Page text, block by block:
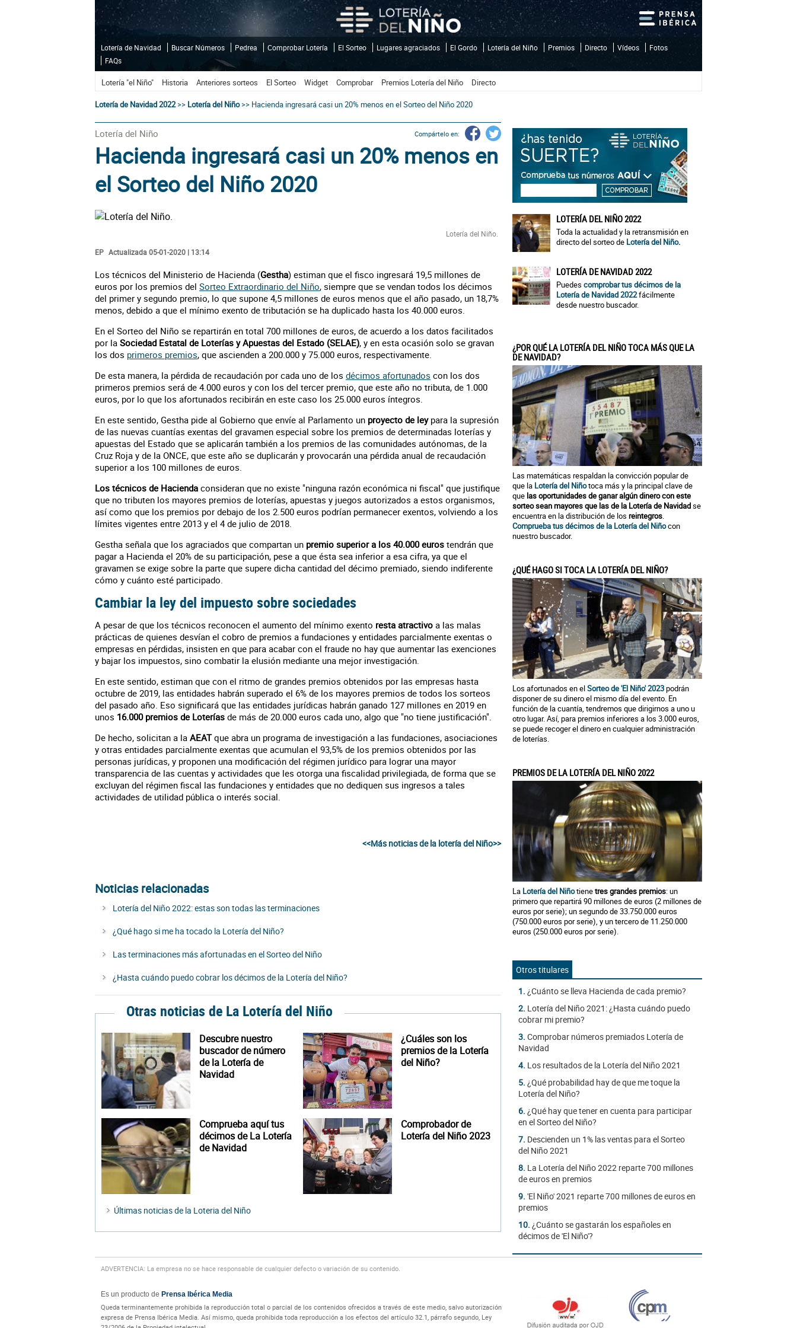
Lotería de Navidad Buscar Números Pedrea Comprobar Lotería El Sorteo Lugares agraciados El Gordo Lotería del Niño Premios Directo Vídeos
Fotos
FAQs
Lotería "el Niño" Historia Anteriores sorteos El Sorteo Widget Comprobar Premios Lotería del Niño Directo
Lotería de Navidad 2022>> Lotería del Niño>> Hacienda ingresará casi un 20% menos en el Sorteo del Niño 2020
Compártelo en:
Lotería del Niño
Hacienda ingresará casi un 20% menos en
el Sorteo del Niño 2020
Lotería del Niño.
EP Actualizada 05-01-2020 | 13:14
Los técnicos del Ministerio de Hacienda (Gestha) estiman que el fisco ingresará 19,5 millones de
euros por los premios del Sorteo Extraordinario del Niño, siempre que se vendan todos los décimos
del primer y segundo premio, lo que supone 4,5 millones de euros menos que el año pasado, un 18,7%
menos, debido a que el mínimo exento de tributación se ha duplicado hasta los 40.000 euros.
En el Sorteo del Niño se repartirán en total 700 millones de euros, de acuerdo a los datos facilitados
por la Sociedad Estatal de Loterías y Apuestas del Estado (SELAE), y en esta ocasión solo se gravan
los dos primeros premios, que ascienden a 200.000 y 75.000 euros, respectivamente.
De esta manera, la pérdida de recaudación por cada uno de los décimos afortunados con los dos
primeros premios será de 4.000 euros y con los del tercer premio, que este año no tributa, de 1.000
euros, por lo que los afortunados recibirán en este caso los 25.000 euros íntegros.
En este sentido, Gestha pide al Gobierno que envíe al Parlamento un proyecto de leypara la supresión
de las nuevas cuantías exentas del gravamen especial sobre los premios de determinadas loterías y
apuestas del Estado que se aplicarán también a los premios de las comunidades autónomas, de la
Cruz Roja y de la ONCE, que este año se duplicarán y provocarán una pérdida anual de recaudación
superior a los 100 millones de euros.
Los técnicos de Hacienda consideran que no existe "ninguna razón económica ni fiscal" que justifique
que no tributen los mayores premios de loterías, apuestas y juegos autorizados a estos organismos,
así como que los premios por debajo de los 2.500 euros podrían permanecer exentos, volviendo a los
límites vigentes entre 2013 y el 4 de julio de 2018.
Gestha señala que los agraciados que compartan un premio superior a los 40.000 euros tendrán que
pagar a Hacienda el 20% de su participación, pese a que ésta sea inferior a esa cifra, ya que el
gravamen se exige sobre la parte que supere dicha cantidad del décimo premiado, siendo indiferente
cómo y cuánto esté participado.
Cambiar la ley del impuesto sobre sociedades
A pesar de que los técnicos reconocen el aumento del mínimo exento resta atractivo a las malas
prácticas de quienes desvían el cobro de premios a fundaciones y entidades parcialmente exentas o
empresas en pérdidas, insisten en que para acabar con el fraude no hay que aumentar las exenciones
y bajar los impuestos, sino combatir la elusión mediante una mejor investigación.
En este sentido, estiman que con el ritmo de grandes premios obtenidos por las empresas hasta
octubre de 2019, las entidades habrán superado el 6% de los mayores premios de todos los sorteos
del pasado año. Eso significará que las entidades jurídicas habrán ganado 127 millones en 2019 en
unos 16.000 premios de Loterías de más de 20.000 euros cada uno, algo que "no tiene justificación".
De hecho, solicitan a la AEATque abra un programa de investigación a las fundaciones, asociaciones
y otras entidades parcialmente exentas que acumulan el 93,5% de los premios obtenidos por las
personas jurídicas, y proponen una modificación del régimen jurídico para lograr una mayor
transparencia de las cuentas y actividades que les otorga una fiscalidad privilegiada, de forma que se
excluyan del régimen fiscal las fundaciones y entidades que no dediquen sus ingresos a tales
actividades de utilidad pública o interés social.
<<Más noticias de la lotería del Niño>>
Noticias relacionadas
Lotería del Niño 2022: estas son todas las terminaciones
¿Qué hago si me ha tocado la Lotería del Niño?
Las terminaciones más afortunadas en el Sorteo del Niño
¿Hasta cuándo puedo cobrar los décimos de la Lotería del Niño?
Otras noticias de La Lotería del Niño
Descubre nuestro
buscador de número
de la Lotería de
Navidad
¿Cuáles son los
premios de la Lotería
del Niño?
Comprueba aquí tus
décimos de La Lotería
de Navidad
Comprobador de
Lotería del Niño 2023
Últimas noticias de la Loteria del Niño
LOTERÍA DEL NIÑO 2022
Toda la actualidad y la retransmisión en
directo del sorteo de Lotería del Niño.
LOTERÍA DE NAVIDAD 2022
Puedes comprobar tus décimos de la
Lotería de Navidad 2022fácilmente
desde nuestro buscador.
¿POR QUÉ LA LOTERÍA DEL NIÑO TOCA MÁS QUE LA
DE NAVIDAD?
Las matemáticas respaldan la convicción popular de
que la Lotería del Niñotoca más y la principal clave de
que las oportunidades de ganar algún dinero con este
sorteo sean mayores que las de la Lotería de Navidadse
encuentra en la distribución de los reintegros.
Comprueba tus décimos de la Lotería del Niñocon
nuestro buscador.
¿QUÉ HAGO SI TOCA LA LOTERÍA DEL NIÑO?
Los afortunados en elSorteo de 'El Niño' 2023podrán
disponer de su dinero el mismo día del evento. En
función de la cuantía, tendremos que dirigirnos a uno u
otro lugar. Así, para premios inferiores a los 3.000 euros,
se puede recoger el dinero en cualquier administración
de loterías.
PREMIOS DE LA LOTERÍA DEL NIÑO 2022
La Lotería del Niñotienetres grandes premios: un
primero que repartirá 90 millones de euros (2 millones de
euros por serie); un segundo de 33.750.000 euros
(750.000 euros por serie), y un tercero de 11.250.000
euros (250.000 euros por serie).
Otros titulares
1. ¿Cuánto se lleva Hacienda de cada premio?
2. Lotería del Niño 2021: ¿Hasta cuándo puedo
cobrar mi premio?
3. Comprobar números premiados Lotería de
Navidad
4. Los resultados de la Lotería del Niño 2021
5. ¿Qué probabilidad hay de que me toque la
Lotería del Niño?
6. ¿Qué hay que tener en cuenta para participar
en el Sorteo del Niño?
7. Descienden un 1% las ventas para el Sorteo
del Niño 2021
8. La Lotería del Niño 2022 reparte 700 millones
de euros en premios
9. 'El Niño' 2021 reparte 700 millones de euros en
premios
10. ¿Cuánto se gastarán los españoles en
décimos de 'El Niño'?
ADVERTENCIA: La empresa no se hace responsable de cualquier defecto o variación de su contenido.
Es un producto de Prensa Ibérica Media
Queda terminantemente prohibida la reproducción total o parcial de los contenidos ofrecidos a través de este medio, salvo autorización
expresa de Prensa Ibérica Media. Así mismo, queda prohibida toda reproducción a los efectos del artículo 32.1, párrafo segundo, Ley